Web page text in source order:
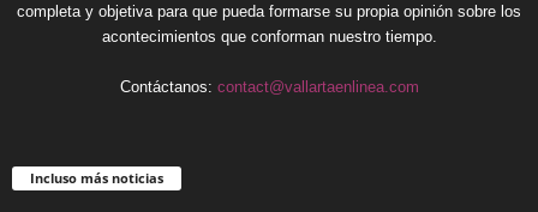
completa y objetiva para que pueda formarse su propia opinión sobre los
acontecimientos que conforman nuestro tiempo.
Contáctanos: contact@vallartaenlinea.com
Incluso más noticias